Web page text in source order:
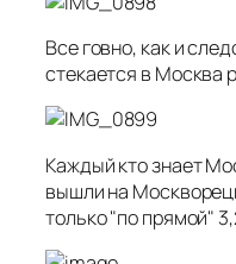
Все говно, как и
стекается в Москва
Каждый кто знает
вышли на
только "по прямой"